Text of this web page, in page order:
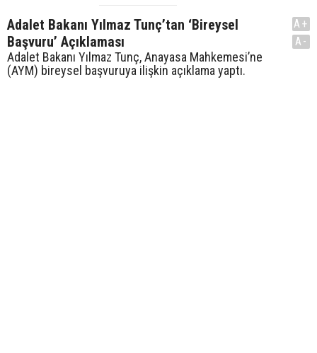
Adalet Bakanı Yılmaz Tunç’tan ‘Bireysel
Başvuru’ Açıklaması
Adalet Bakanı Yılmaz Tunç, Anayasa Mahkemesi’ne
(AYM) bireysel başvuruya ilişkin açıklama yaptı.
A+
A-